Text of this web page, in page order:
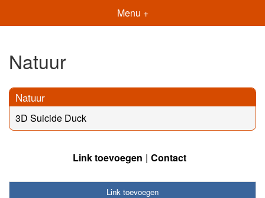
Menu +
Natuur
Natuur
3D Suicide Duck
Link toevoegen Contact
Link toevoegen